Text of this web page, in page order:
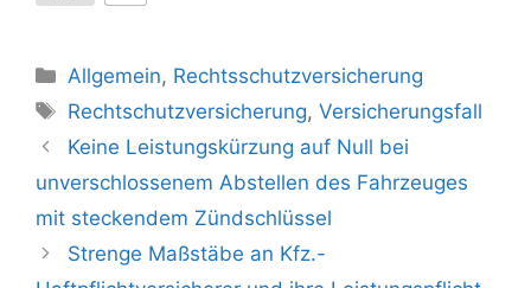
Kategorien
Allgemein, Rechtsschutzversicherung
Schlagwörter
Rechtschutzversicherung,Versicherungsfall
Keine Leistungskürzung auf Null bei
unverschlossenem Abstellen des Fahrzeuges
mit steckendem Zündschlüssel
Strenge Maßstäbe an Kfz.-